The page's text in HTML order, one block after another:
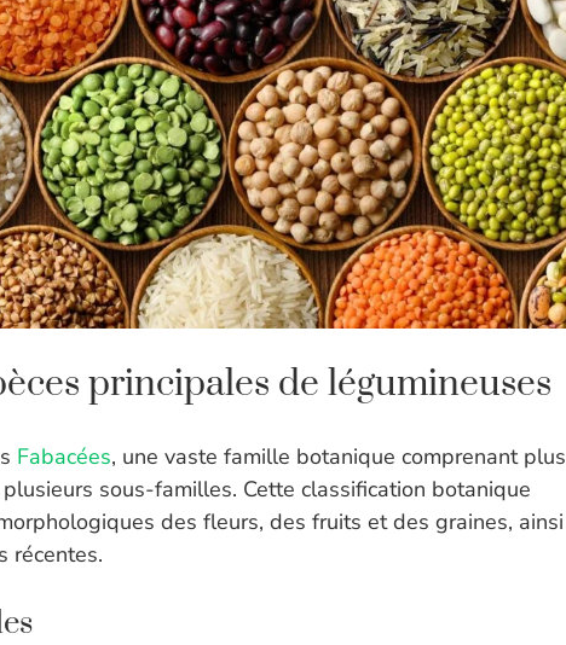
principales de légumineuses
Fabacées, une vaste famille botanique comprenant plus
sous-familles. Cette classification botanique
des fleurs, des fruits et des graines, ainsi
récentes.